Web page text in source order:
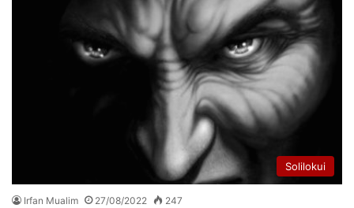
Solilokui
Irfan Mualim 27/08/2022 247